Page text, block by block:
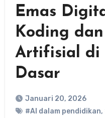
Emas
Koding
Artifisial di
Dasar
Januari 20, 2026
#AI dalam pendidikan,